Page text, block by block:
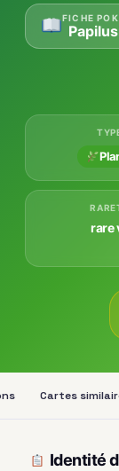
FICHE
rare
Cartes
Identité